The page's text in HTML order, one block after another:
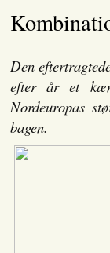
Den
efter år et
Nordeuropas
bagen.